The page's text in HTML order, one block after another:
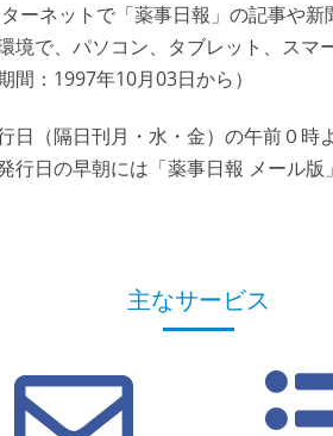
ーネットで「薬事日報」の記事や
境で、パソコン、タブレット、スマ
：1997年10月03日から）
（隔日刊月・水・金）の午前０時
日の早朝には「薬事日報 メール版
主なサービス